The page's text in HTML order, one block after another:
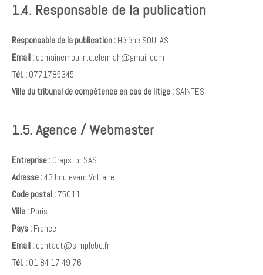
1.4. Responsable de la publication
Responsable de la publication : Hélène SOULAS
Email : domainemoulin.d.elemiah@gmail.com
Tél. : 0771785345
Ville du tribunal de compétence en cas de litige : SAINTES
1.5. Agence / Webmaster
Entreprise : Grapstor SAS
Adresse :43 boulevard Voltaire
Code postal : 75011
Ville : Paris
Pays : France
Email : contact@simplebo.fr
Tél. : 01 84 17 49 76